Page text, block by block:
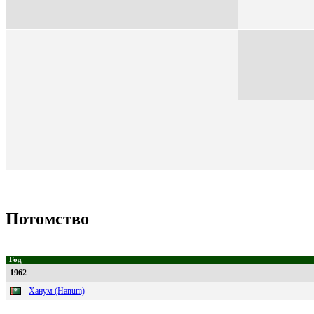
Потомство
Год
1962
Ханум (Hanum)